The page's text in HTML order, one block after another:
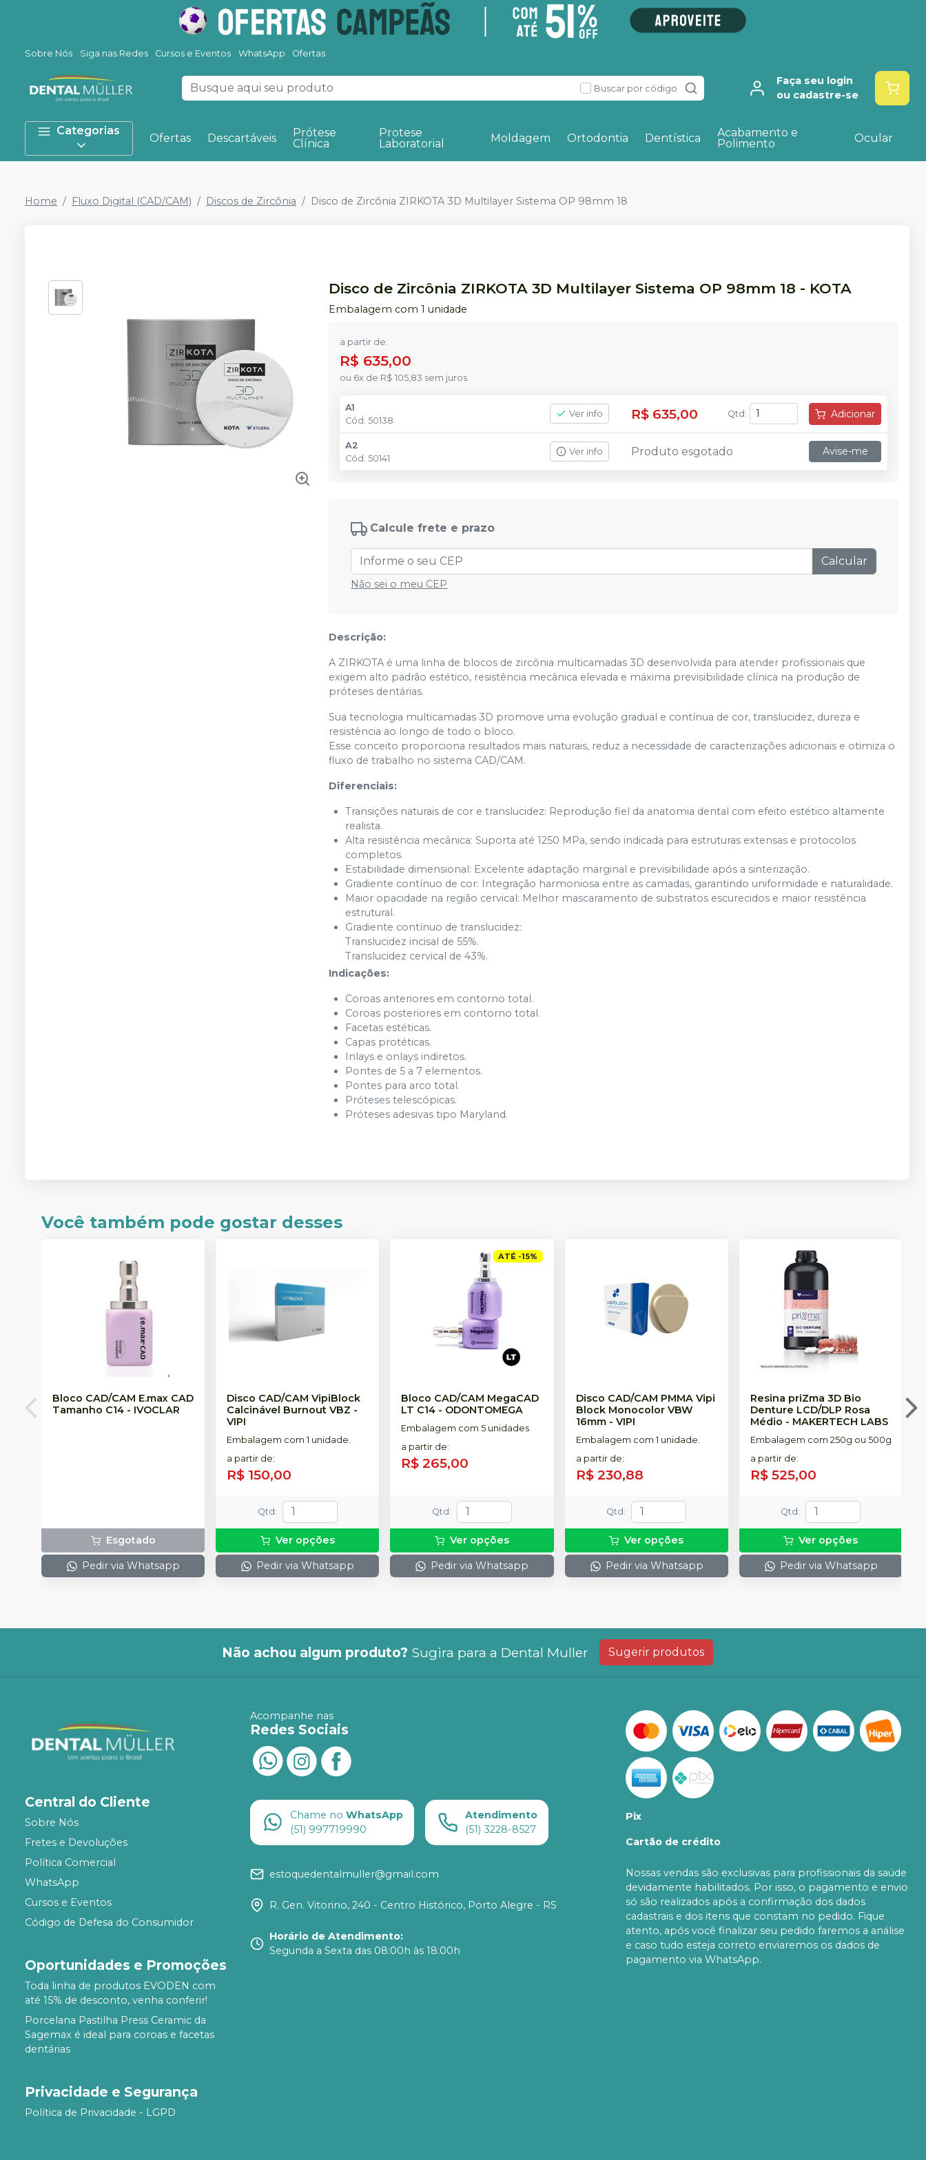
Sobre Nós Siga nas Redes Cursos e Eventos WhatsApp Ofertas
Buscar por código
Faça seu login
ou cadastre-se
Categorias
Ofertas Descartáveis
Prótese
Clínica
Protese
Laboratorial
Moldagem Ortodontia Dentística
Acabamento e
Polimento
Ocular
Home Fluxo Digital (CAD/CAM) Discos de Zircônia Disco de Zircônia ZIRKOTA 3D Multilayer Sistema OP 98mm 18
Disco de Zircônia ZIRKOTA 3D Multilayer Sistema OP 98mm 18 - KOTA
Embalagem com 1 unidade
a partir de:
R$ 635,00
ou 6x de R$ 105,83 sem juros
A1
Cód.50138
Ver info R$ 635,00 Qtd : Adicionar
A2
Cód.50141
Ver info Produto esgotado Avise-me
Calcule frete e prazo
Calcular
Não sei o meu CEP
Descrição:
A ZIRKOTA é uma linha de blocos de zircônia multicamadas 3D desenvolvida para atender profissionais que
exigem alto padrão estético, resistência mecânica elevada e máxima previsibilidade clínica na produção de
próteses dentárias.
Sua tecnologia multicamadas 3D promove uma evolução gradual e contínua de cor, translucidez, dureza e
resistência ao longo de todo o bloco.
Esse conceito proporciona resultados mais naturais, reduz a necessidade de caracterizações adicionais e otimiza o
fluxo de trabalho no sistema CAD/CAM.
Diferenciais:
Transições naturais de cor e translucidez: Reprodução fiel da anatomia dental com efeito estético altamente
realista.
Alta resistência mecânica: Suporta até 1250 MPa, sendo indicada para estruturas extensas e protocolos
completos.
Estabilidade dimensional: Excelente adaptação marginal e previsibilidade após a sinterização.
Gradiente contínuo de cor: Integração harmoniosa entre as camadas, garantindo uniformidade e naturalidade.
Maior opacidade na região cervical: Melhor mascaramento de substratos escurecidos e maior resistência
estrutural.
Gradiente contínuo de translucidez:
Translucidez incisal de 55%.
Translucidez cervical de 43%.
Indicações:
Coroas anteriores em contorno total.
Coroas posteriores em contorno total.
Facetas estéticas.
Capas protéticas.
Inlays e onlays indiretos.
Pontes de 5 a 7 elementos.
Pontes para arco total.
Próteses telescópicas.
Próteses adesivas tipo Maryland.
Você também pode gostar desses
Bloco CAD/CAM E.max CAD
Tamanho C14 - IVOCLAR
Esgotado
Pedir via Whatsapp
Disco CAD/CAM VipiBlock
Calcinável Burnout VBZ -
VIPI
Embalagem com 1 unidade.
a partir de:
R$ 150,00
Qtd :
Ver opções
Pedir via Whatsapp
ATÉ -15%
Bloco CAD/CAM MegaCAD
LT C14 - ODONTOMEGA
Embalagem com 5 unidades
a partir de:
R$ 265,00
Qtd :
Ver opções
Pedir via Whatsapp
Disco CAD/CAM PMMA Vipi
Block Monocolor VBW
16mm- VIPI
Embalagem com 1 unidade.
a partir de:
R$ 230,88
Qtd :
Ver opções
Pedir via Whatsapp
Resina priZma 3D Bio
Denture LCD/DLP Rosa
Médio - MAKERTECH LABS
Embalagem com 250g ou 500g
a partir de:
R$ 525,00
Qtd :
Ver opções
Pedir via Whatsapp
Não achou algum produto? Sugira para a Dental Muller Sugerir produtos
Central do Cliente
Sobre Nós
Fretes e Devoluções
Política Comercial
WhatsApp
Cursos e Eventos
Código de Defesa do Consumidor
Oportunidades e Promoções
Toda linha de produtos EVODEN com
até 15% de desconto, venha conferir!
Porcelana Pastilha Press Ceramic da
Sagemax é ideal para coroas e facetas
dentárias
Privacidade e Segurança
Política de Privacidade - LGPD
Acompanhe nas
Redes Sociais
Chame no WhatsApp
(51) 997719990
Atendimento
(51) 3228-8527
estoquedentalmuller@gmail.com
R. Gen. Vitorino, 240 - Centro Histórico, Porto Alegre - RS
Horário de Atendimento:
Segunda a Sexta das 08:00h às 18:00h
Pix
Cartão de crédito
Nossas vendas são exclusivas para profissionais da saúde
devidamente habilitados. Por isso, o pagamento e envio
só são realizados após a confirmação dos dados
cadastrais e dos itens que constam no pedido. Fique
atento, após você finalizar seu pedido faremos a análise
e caso tudo esteja correto enviaremos os dados de
pagamento via WhatsApp.